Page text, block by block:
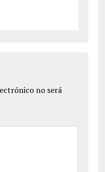
no será